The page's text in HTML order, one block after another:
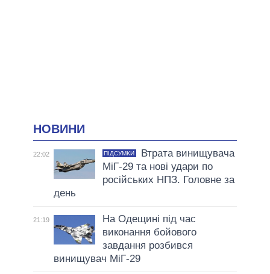
НОВИНИ
22:02 ПІДСУМКИ
Втрата винищувача
МіГ-29 та нові удари по
російських НПЗ. Головне за
день
21:19
На Одещині під час
виконання бойового
завдання розбився
винищувач МіГ-29